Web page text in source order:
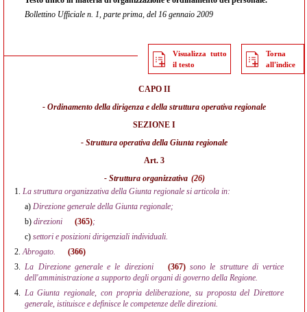
Bollettino Ufficiale n. 1, parte prima, del 16 gennaio 2009
Visualizza tutto
il testo
Torna
all'indice
CAPO II
- Ordinamento della dirigenza e della struttura operativa regionale
SEZIONE I
- Struttura operativa della Giunta regionale
Art. 3
- Struttura organizzativa (26)
1. La struttura organizzativa della Giunta regionale si articola in:
a) Direzione generale della Giunta regionale;
b) direzioni (365);
c) settori e posizioni dirigenziali individuali.
2.Abrogato.
(366)
3.La Direzione generale e le direzioni (367)sono le strutture di vertice
dell'amministrazione a supporto degli organi di governo della Regione.
4. La Giunta regionale, con propria deliberazione, su proposta del Direttore
generale, istituisce e definisce le competenze delle direzioni.